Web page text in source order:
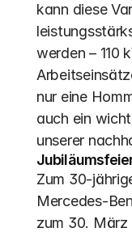
kann diese
werden – 110
nur eine
auch ein
unserer
Zum 30-
Mercedes-
zum 30. März